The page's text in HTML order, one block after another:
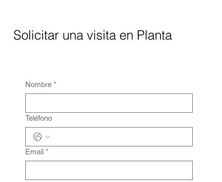
eficiencia para la industria en México
Solicitar una visita en Planta
Nombre *
Teléfono
Email *